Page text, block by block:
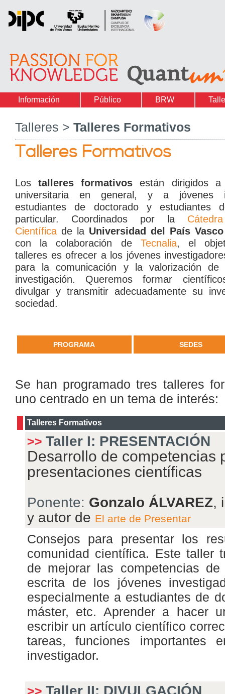
Información Público BRW
Talleres > Talleres Formativos
Talleres Formativos
Lostalleres formativos están dirigidos a
universitaria en general, y a jóvenes
estudiantes de doctorado y estudiantes
particular. Coordinados por la
Científica de la Universidad del País Vasco
con la colaboración de
Tecnalia, e l
talleres es ofrecer a los jóvenes
para la comunicación y la valorización
investigación. Queremos formar
divulgar y transmitir adecuadamente su
sociedad.
PROGRAMA SEDES
Se han programado tres talleres
uno centrado en un tema de interés:
Talleres Formativos
>> Taller I: PRESENTACIÓN
Desarrollo de competencias
presentaciones científicas
Ponente: Gonzalo ÁLVAREZ,
y autor de El arte de Presentar
Consejos para presentar los
comunidad científica. Este taller
de mejorar las competencias
escrita de los jóvenes
especialmente a estudiantes de
máster, etc. Aprender a hacer
escribir un artículo científico
tareas, funciones importantes
investigador.
>> Taller II: DIVULGACIÓN